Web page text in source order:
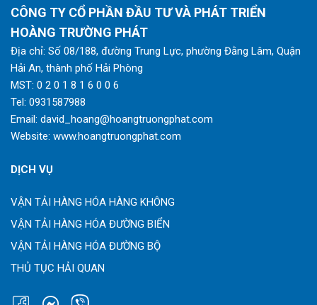
CÔNG TY CỔ PHẦN ĐẦU TƯ VÀ PHÁT TRIỂN
HOÀNG TRƯỜNG PHÁT
Địa chỉ: Số 08/188, đường Trung Lực, phường Đằng Lâm, Quận
Hải An, thành phố Hải Phòng
MST: 0 2 0 1 8 1 6 0 0 6
Tel: 0931587988
Email: david_hoang@hoangtruongphat.com
Website: www.hoangtruongphat.com
DỊCH VỤ
VẬN TẢI HÀNG HÓA HÀNG KHÔNG
VẬN TẢI HÀNG HÓA ĐƯỜNG BIỂN
VẬN TẢI HÀNG HÓA ĐƯỜNG BỘ
THỦ TỤC HẢI QUAN